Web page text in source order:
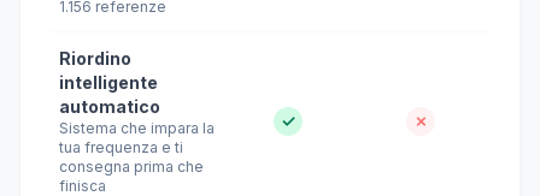
1.156 referenze
Riordino
intelligente
automatico
Sistema che impara la
tua frequenza e ti
consegna prima che
finisca
✓ ✗